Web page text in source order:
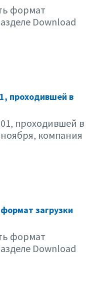
формат
Download
проходившей в
проходившей в
компания
загрузки
формат
Download